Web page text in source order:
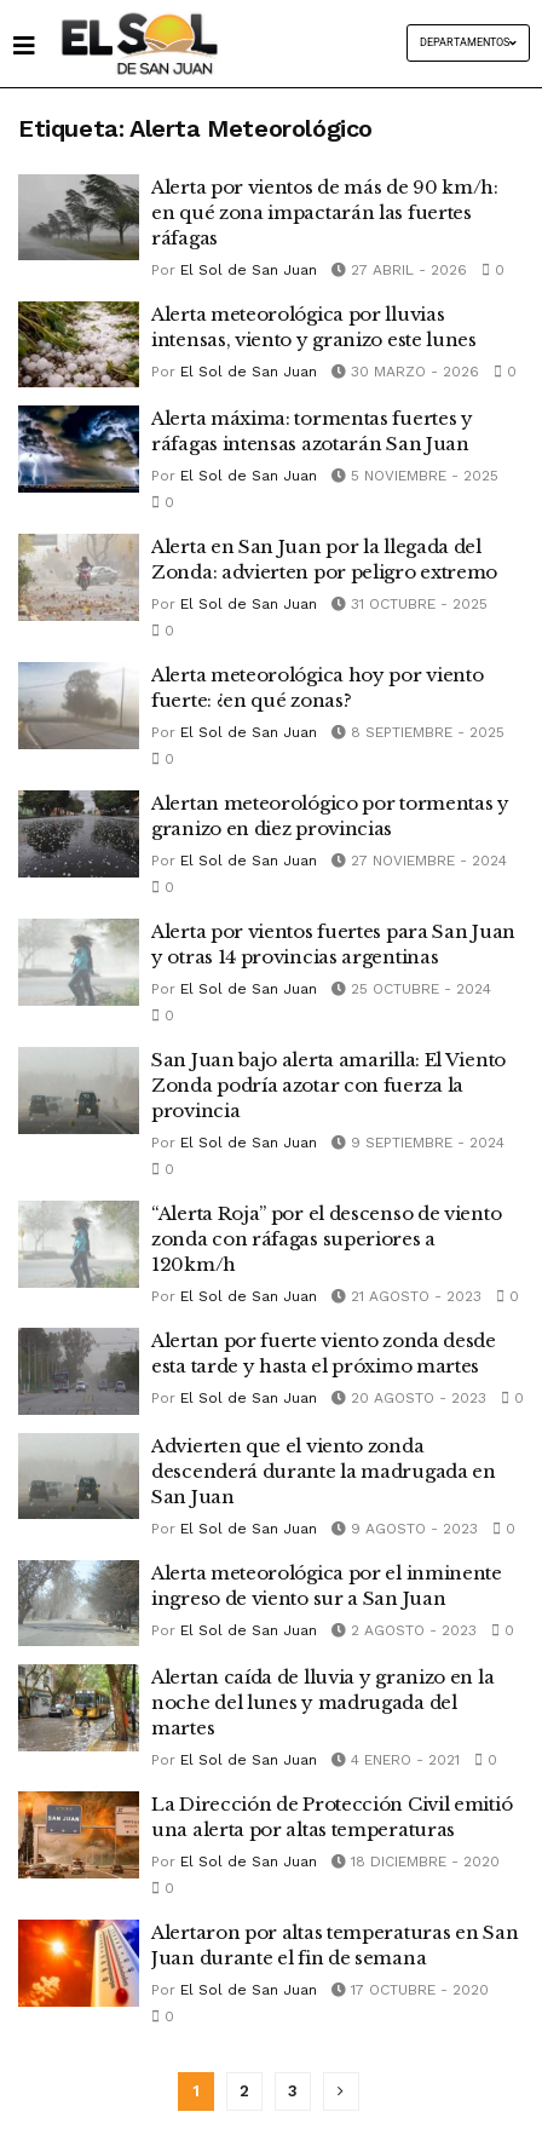
DEPARTAMENTOS
Etiqueta: Alerta Meteorológico
Alerta por vientos de más de 90 km/h:
en qué zona impactarán las fuertes
ráfagas
Por El Sol de San Juan 27 ABRIL - 2026 0
Alerta meteorológica por lluvias
intensas, viento y granizo este lunes
Por El Sol de San Juan 30 MARZO - 2026 0
Alerta máxima: tormentas fuertes y
ráfagas intensas azotarán San Juan
Por El Sol de San Juan
5 NOVIEMBRE - 2025
0
Alerta en San Juan por la llegada del
Zonda: advierten por peligro extremo
Por El Sol de San Juan
31 OCTUBRE - 2025
0
Alerta meteorológica hoy por viento
fuerte: ¿en qué zonas?
Por El Sol de San Juan
8 SEPTIEMBRE - 2025
0
Alertan meteorológico por tormentas y
granizo en diez provincias
Por El Sol de San Juan
27 NOVIEMBRE - 2024
0
Alerta por vientos fuertes para San Juan
y otras 14 provincias argentinas
Por El Sol de San Juan
25 OCTUBRE - 2024
0
San Juan bajo alerta amarilla: El Viento
Zonda podría azotar con fuerza la
provincia
Por El Sol de San Juan
9 SEPTIEMBRE - 2024
0
“Alerta Roja” por el descenso de viento
zonda con ráfagas superiores a
120km/h
Por El Sol de San Juan 21 AGOSTO - 2023 0
Alertan por fuerte viento zonda desde
esta tarde y hasta el próximo martes
Por El Sol de San Juan 20 AGOSTO - 2023 0
Advierten que el viento zonda
descenderá durante la madrugada en
San Juan
Por El Sol de San Juan 9 AGOSTO - 2023 0
Alerta meteorológica por el inminente
ingreso de viento sur a San Juan
Por El Sol de San Juan 2 AGOSTO - 2023 0
Alertan caída de lluvia y granizo en la
noche del lunes y madrugada del
martes
Por El Sol de San Juan 4 ENERO - 2021 0
La Dirección de Protección Civil emitió
una alerta por altas temperaturas
Por El Sol de San Juan
18 DICIEMBRE - 2020
0
Alertaron por altas temperaturas en San
Juan durante el fin de semana
Por El Sol de San Juan
17 OCTUBRE - 2020
0
1 2 3